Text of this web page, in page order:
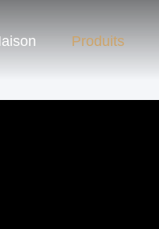
Produits